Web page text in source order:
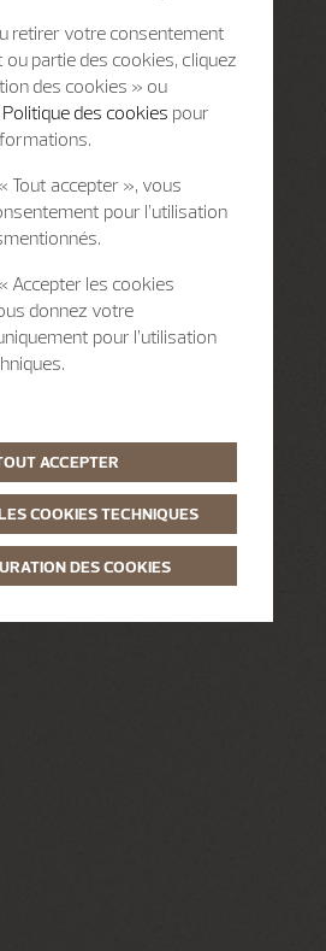
retirer votre consentement
partie des cookies, cliquez
des cookies » ou
Politique des cookies pour
Tout accepter », vous
pour l’utilisation
Accepter les cookies
donnez votre
pour l’utilisation
ACCEPTER
COOKIES TECHNIQUES
DES COOKIES